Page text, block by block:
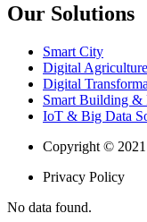
Our Solutions
Smart City
Digital Agriculture
Digital
Smart Building &
IoT & Big Data
Copyright © 2021
Privacy Policy
No data found.